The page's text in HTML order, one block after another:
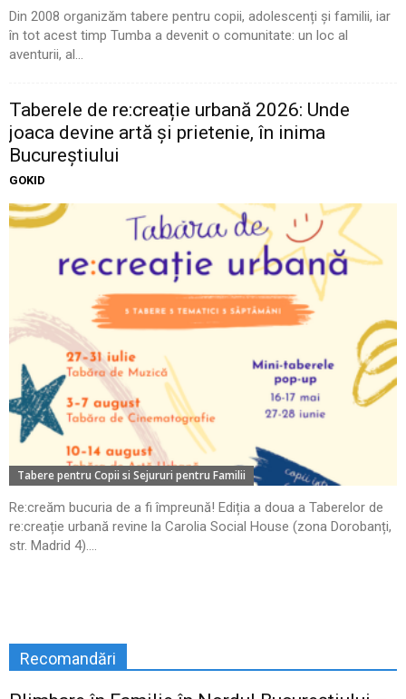
Din 2008 organizăm tabere pentru copii, adolescenți și familii, iar
în tot acest timp Tumba a devenit o comunitate: un loc al
aventurii, al...
Taberele de re:creație urbană 2026: Unde
joaca devine artă și prietenie, în inima
Bucureștiului
GOKID
Tabere pentru Copii si Sejururi pentru Familii
Re:creăm bucuria de a fi împreună! Ediția a doua a Taberelor de
re:creație urbană revine la Carolia Social House (zona Dorobanți,
str. Madrid 4)....
Recomandări